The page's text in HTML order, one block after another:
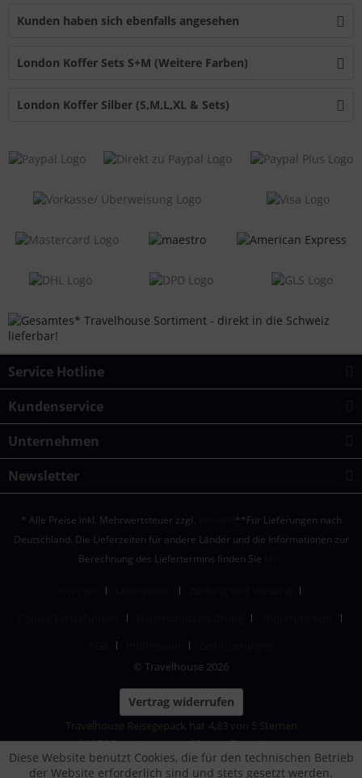
Kunden haben sich ebenfalls angesehen
London Koffer Sets S+M (Weitere Farben)
London Koffer Silber (S,M,L,XL & Sets)
Service Hotline
Kundenservice
Unternehmen
Newsletter
* Alle Preise inkl. Mehrwertsteuer zzgl.
**Für Lieferungen nach
Deutschland. Die Lieferzeiten für andere Länder und die Informationen zur
Berechnung des Liefertermins finden Sie
© Travelhouse 2026
Vertrag widerrufen
Travelhouse Reisegepäck hat 4,83 von 5 Sternen
|1876Bewertungen auf ProvenExpert.com
Diese Website benutzt Cookies, die für den technischen Betrieb
der Website erforderlich sind und stets gesetzt werden.